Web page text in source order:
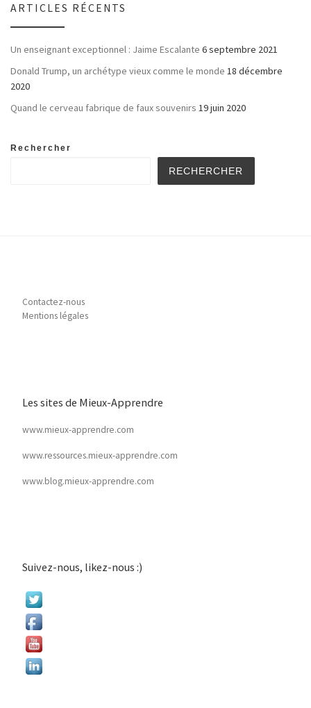
ARTICLES RÉCENTS
Un enseignant exceptionnel : Jaime Escalante 6 septembre 2021
Donald Trump, un archétype vieux comme le monde 18 décembre
2020
Quand le cerveau fabrique de faux souvenirs 19 juin 2020
Rechercher
RECHERCHER
Contactez-nous
Mentions légales
Les sites de Mieux-Apprendre
www.mieux-apprendre.com
www.ressources.mieux-apprendre.com
www.blog.mieux-apprendre.com
Suivez-nous, likez-nous :)